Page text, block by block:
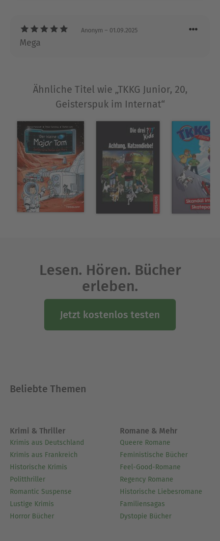
Anonym – 01.09.2025
Mega
Ähnliche Titel wie „TKKG Junior, 20,
Geisterspuk im Internat“
Lesen. Hören. Bücher
erleben.
Jetzt kostenlos testen
Beliebte Themen
Krimi & Thriller
Krimis aus Deutschland
Krimis aus Frankreich
Historische Krimis
Politthriller
Romantic Suspense
Lustige Krimis
Horror Bücher
Romane & Mehr
Queere Romane
Feministische Bücher
Feel-Good-Romane
Regency Romane
Historische Liebesromane
Familiensagas
Dystopie Bücher